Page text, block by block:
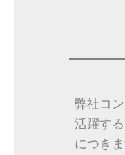
弊社コ
活躍す
につき